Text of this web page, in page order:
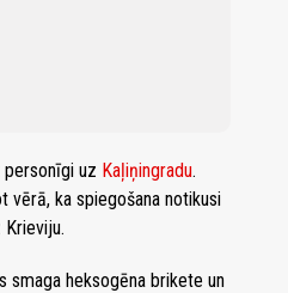
uz Kaļiņingradu.
ka spiegošana notikusi
smaga heksogēna brikete un